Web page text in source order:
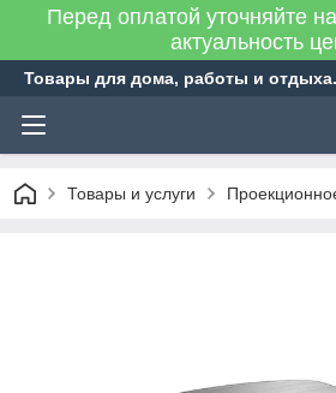
Перед оплатой уточняйте
актуальность
Товары для дома, работы и отдыха.
Товары и услуги